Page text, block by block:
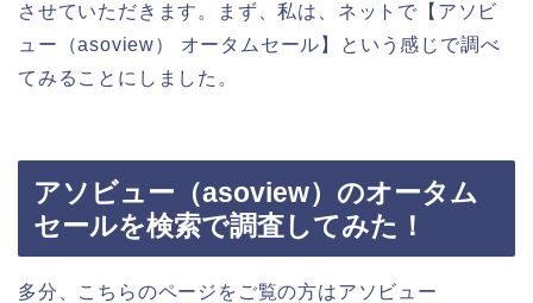
させていただきます。まず、私は、ネットで【アソビ
ュー（asoview） オータムセール】という感じで調べ
てみることにしました。
アソビュー（asoview）のオータム
セールを検索で調査してみた！
多分、こちらのページをご覧の方はアソビュー